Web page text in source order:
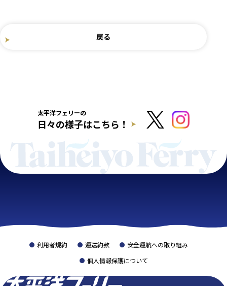
戻る
太平洋フェリーの
日々の様子はこちら！
利用者規約 運送約款
安全運航への取り組み
個人情報保護について